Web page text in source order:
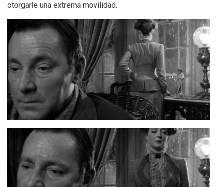
otorgarle una extrema movilidad.